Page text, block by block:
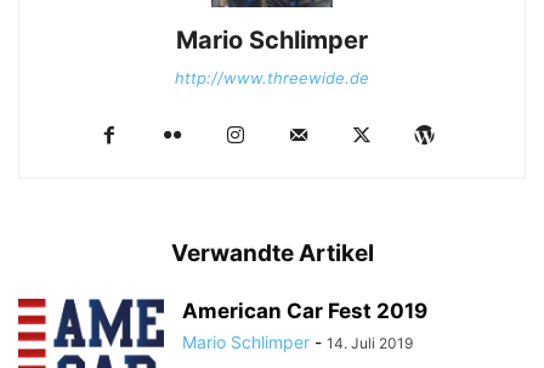
Mario Schlimper
http://www.threewide.de
Verwandte Artikel
American Car Fest 2019
Mario Schlimper - 14. Juli 2019